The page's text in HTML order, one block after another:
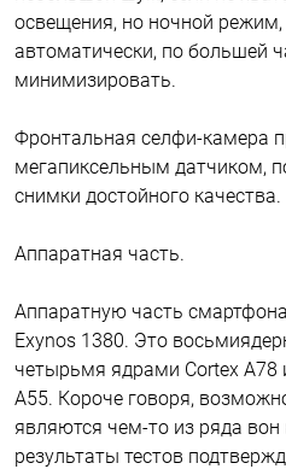
освещения, но ночной
автоматически, по большей
минимизировать.
Фронтальная селфи-камера
мегапиксельным датчиком,
снимки достойного качества.
Аппаратная часть.
Аппаратную часть
Exynos 1380. Это
четырьмя ядрами Cortex
A55. Короче говоря,
являются чем-то из ряда
результаты тестов